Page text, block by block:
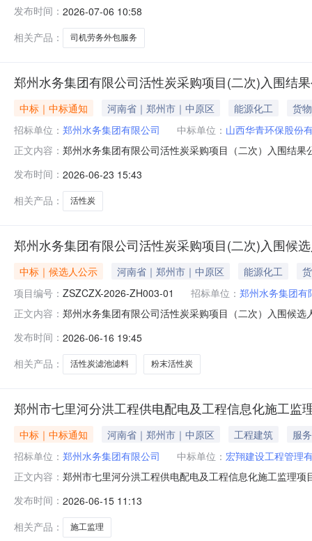
目名称：郑州市七里河分洪工程项目部司机劳务外包服
车驾驶员，具备C1及以上证照
发布时间： 2026-07-06 10:58
相关产品：
司机劳务外包服务
郑州水务集团有限公司活性炭采购项目(二次)入围结
中标｜中标通知 河南省｜郑州市｜中原区 能源化工
货物
招标单位： 郑州水务集团有限公司 中标单位： 山西华青环保股份
正文内容： 郑州水务集团有限公司活性炭采购项目（二次）入围结
提出异议，现对本次招标的入围结果予以公示：一、入
活性炭滤池滤料合同签订后，在接到送货
发布时间： 2026-06-23 15:43
相关产品：
活性炭
郑州水务集团有限公司活性炭采购项目(二次)入围候
中标｜候选人公示 河南省｜郑州市｜中原区 能源化工
项目编号： ZSZCZX-2026-ZH003-01 招标单位： 郑州水务集团有
正文内容： 郑州水务集团有限公司活性炭采购项目（二次）入围候
项目名称：郑州水务集团有限公司活性炭采购项目2、招
求，保证活性炭材料的
发布时间： 2026-06-16 19:45
相关产品：
活性炭滤池滤料 粉末活性炭
郑州市七里河分洪工程供电配电及工程信息化施工监
中标｜中标通知 河南省｜郑州市｜中原区 工程建筑
服务
招标单位： 郑州水务集团有限公司 中标单位： 宏翔建设工程管理
正文内容： 郑州市七里河分洪工程供电配电及工程信息化施工监理
议，现对本次询比的询比结果公告如下：一、成交信息
任何人员伤亡事故；服务期限：同施工工期（含缺
发布时间： 2026-06-15 11:13
相关产品：
施工监理